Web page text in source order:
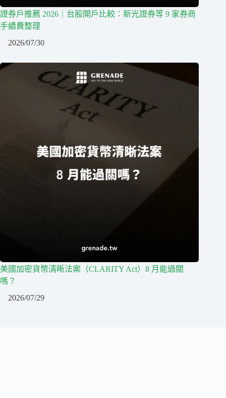
證券戶推薦 2026｜台股開戶比較：新光證券等 9 家券商
手續費整理
2026/07/30
美國加密貨幣清晰法案（CLARITY Act）8 月能過關
嗎？
2026/07/29